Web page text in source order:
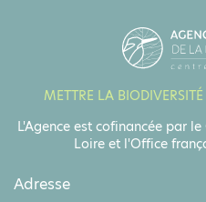
Adresse
METTRE LA
L'Agence est cofinancée par
Loire et l'Office